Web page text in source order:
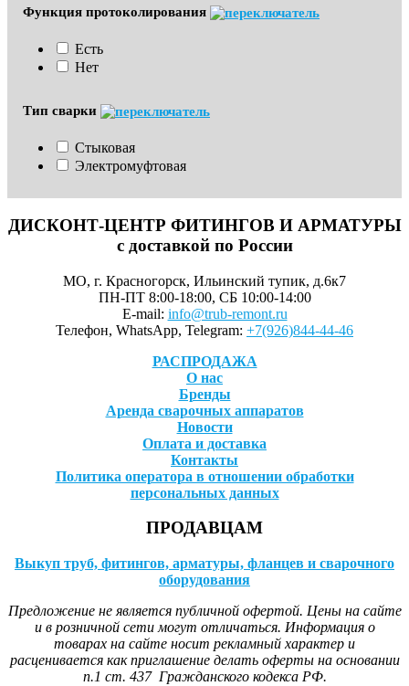
Функция протоколирования
Есть
Нет
Тип сварки
Стыковая
Электромуфтовая
ДИСКОНТ-ЦЕНТР ФИТИНГОВ И АРМАТУРЫ
с доставкой по России
МО, г. Красногорск, Ильинский тупик, д.6к7
ПН-ПТ 8:00-18:00, СБ 10:00-14:00
E-mail: info@trub-remont.ru
Телефон, WhatsApp, Telegram: +7(926)844-44-46
РАСПРОДАЖА
О нас
Бренды
Аренда сварочных аппаратов
Новости
Оплата и доставка
Контакты
Политика оператора в отношении обработки
персональных данных
ПРОДАВЦАМ
Выкуп труб, фитингов, арматуры, фланцев и сварочного
оборудования
Предложение не является публичной офертой. Цены на сайте
и в розничной сети могут отличаться. Информация о
товарах на сайте носит рекламный характер и
расценивается как приглашение делать оферты на основании
п.1 ст. 437 Гражданского кодекса РФ.